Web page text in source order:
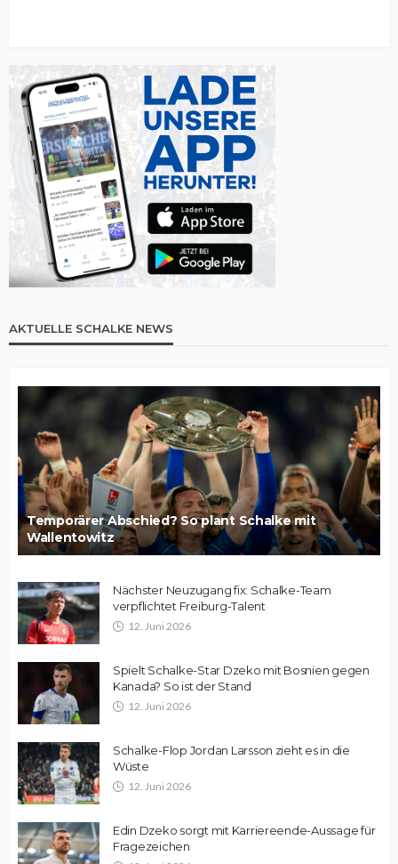
AKTUELLE SCHALKE NEWS
Temporärer Abschied? So plant Schalke mit
Wallentowitz
Nächster Neuzugang fix: Schalke-Team
verpflichtet Freiburg-Talent
12. Juni 2026
Spielt Schalke-Star Dzeko mit Bosnien gegen
Kanada? So ist der Stand
12. Juni 2026
Schalke-Flop Jordan Larsson zieht es in die
Wüste
12. Juni 2026
Edin Dzeko sorgt mit Karriereende-Aussage für
Fragezeichen